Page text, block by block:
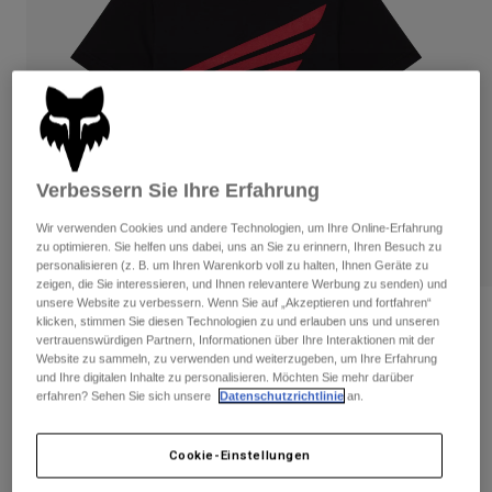
Kurze Hosen
Protektoren
Brillen
Socken
Ersatzteile
Hosen
Handschuhe
Jacken
Protektoren
Brillen
Socken
Taschen & Zubehör
Spare parts
Hemden
Alle anzeigen
Damen
Hoodies und Pullover
Jacken
Hosen
Shirts
Alle anzeigen
Brillen
Socken
Alle anzeigen
Helme
Jerseys
Hosen
Stiefel
Guards
Handschuhe
Bewertungen
Fox x Honda Baby Tee für Damen
Price reduced from
€ 22,50
Verbessern Sie Ihre Erfahrung
Wir verwenden Cookies und andere Technologien, um Ihre Online-Erfahrung
zu optimieren. Sie helfen uns dabei, uns an Sie zu erinnern, Ihren Besuch zu
personalisieren (z. B. um Ihren Warenkorb voll zu halten, Ihnen Geräte zu
zeigen, die Sie interessieren, und Ihnen relevantere Werbung zu senden) und
unsere Website zu verbessern. Wenn Sie auf „Akzeptieren und fortfahren“
klicken, stimmen Sie diesen Technologien zu und erlauben uns und unseren
vertrauenswürdigen Partnern, Informationen über Ihre Interaktionen mit der
Website zu sammeln, zu verwenden und weiterzugeben, um Ihre Erfahrung
und Ihre digitalen Inhalte zu personalisieren. Möchten Sie mehr darüber
erfahren? Sehen Sie sich unsere
Datenschutzrichtlinie an.
Cookie-Einstellungen